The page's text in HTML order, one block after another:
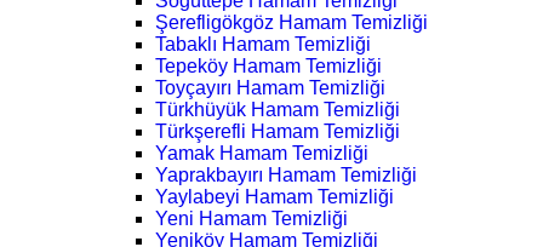
Şerefligökgöz Hamam Temizliği
Tabaklı Hamam Temizliği
Tepeköy Hamam Temizliği
Toyçayırı Hamam Temizliği
Türkhüyük Hamam Temizliği
Türkşerefli Hamam Temizliği
Yamak Hamam Temizliği
Yaprakbayırı Hamam Temizliği
Yaylabeyi Hamam Temizliği
Yeni Hamam Temizliği
Yeniköy Hamam Temizliği